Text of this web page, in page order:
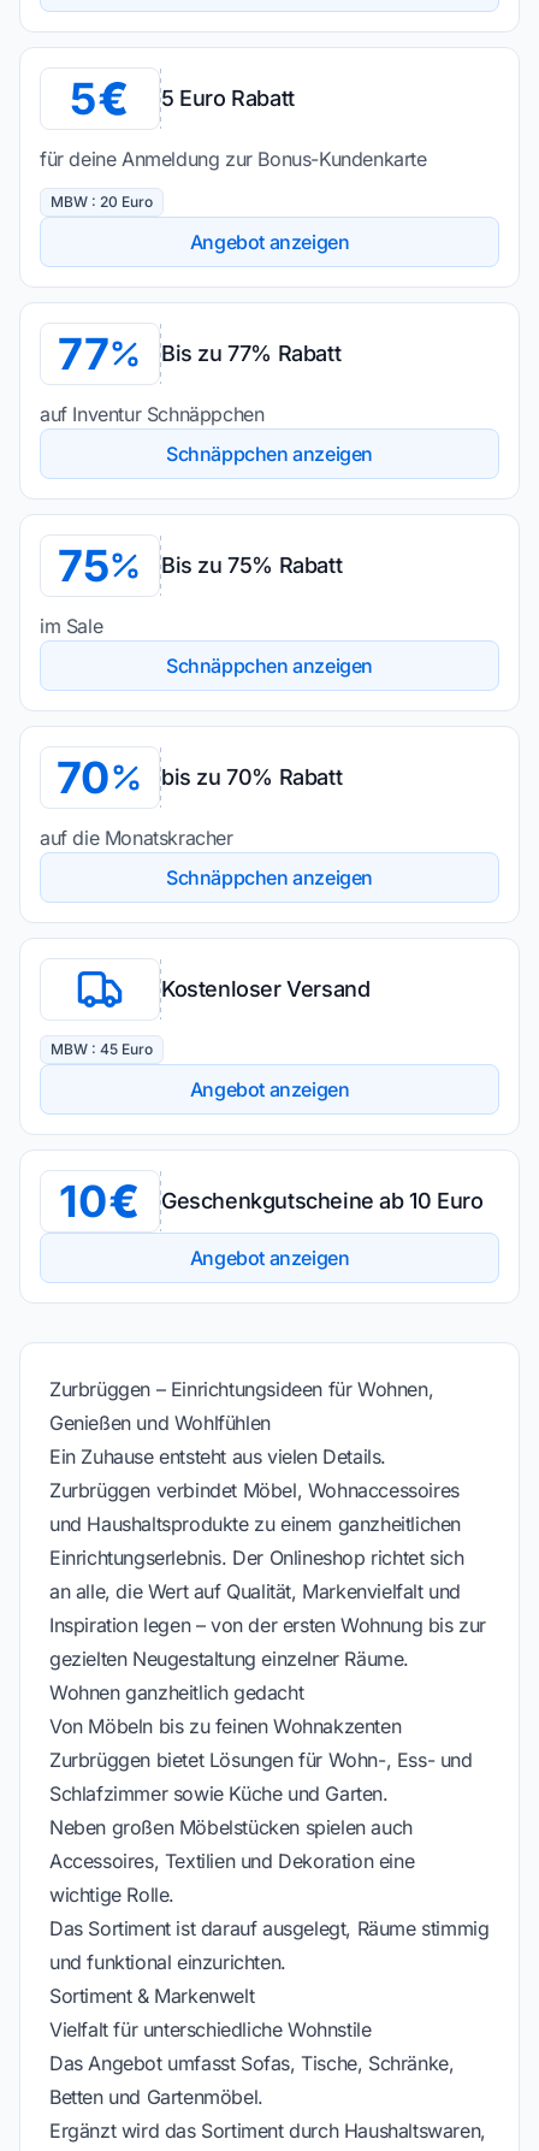
5 5 Euro Rabatt
für deine Anmeldung zur Bonus-Kundenkarte
MBW : 20 Euro
Angebot anzeigen
77 Bis zu 77% Rabatt
auf Inventur Schnäppchen
Schnäppchen anzeigen
75 Bis zu 75% Rabatt
im Sale
Schnäppchen anzeigen
70 bis zu 70% Rabatt
auf die Monatskracher
Schnäppchen anzeigen
Kostenloser Versand
MBW : 45 Euro
Angebot anzeigen
10 Geschenkgutscheine ab 10 Euro
Angebot anzeigen
Zurbrüggen – Einrichtungsideen für Wohnen,
Genießen und Wohlfühlen
Ein Zuhause entsteht aus vielen Details.
Zurbrüggen verbindet Möbel, Wohnaccessoires
und Haushaltsprodukte zu einem ganzheitlichen
Einrichtungserlebnis. Der Onlineshop richtet sich
an alle, die Wert auf Qualität, Markenvielfalt und
Inspiration legen – von der ersten Wohnung bis zur
gezielten Neugestaltung einzelner Räume.
Wohnen ganzheitlich gedacht
Von Möbeln bis zu feinen Wohnakzenten
Zurbrüggen bietet Lösungen für Wohn-, Ess- und
Schlafzimmer sowie Küche und Garten.
Neben großen Möbelstücken spielen auch
Accessoires, Textilien und Dekoration eine
wichtige Rolle.
Das Sortiment ist darauf ausgelegt, Räume stimmig
und funktional einzurichten.
Sortiment & Markenwelt
Vielfalt für unterschiedliche Wohnstile
Das Angebot umfasst Sofas, Tische, Schränke,
Betten und Gartenmöbel.
Ergänzt wird das Sortiment durch Haushaltswaren,